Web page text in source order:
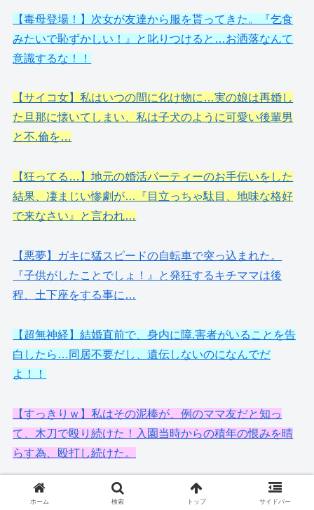
【毒母登場！】次女が友達から服を貰ってきた。『乞食
みたいで恥ずかしい！』と叱りつけると…お洒落なんて
意識するな！！
【サイコ女】私はいつの間に化け物に…実の娘は再婚し
た旦那に懐いてしまい、私は子犬のように可愛い後輩男
と不.倫を…
【狂ってる…】地元の婚活パーティーのお手伝いをした
結果、凄まじい惨劇が…『目立っちゃ駄目、地味な格好
で来なさい』と言われ…
【悪夢】ガキに猛スピードの自転車で突っ込まれた。
『子供がしたことでしょ！』と発狂するキチママは後
程、土下座をする事に…
【超無神経】結婚直前で、身内に障.害者がいることを告
白したら…同居不要だし、遺伝しないのになんでだ
よ！！
【すっきりｗ】私はその泥棒が、例のママ友だと知っ
て、木刀で殴り続けた！入園当時からの積年の恨みを晴
らす為、殴打し続けた。
ホーム 検索 トップ サイドバー